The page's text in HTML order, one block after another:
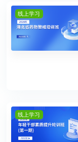
线上学习
线上学习